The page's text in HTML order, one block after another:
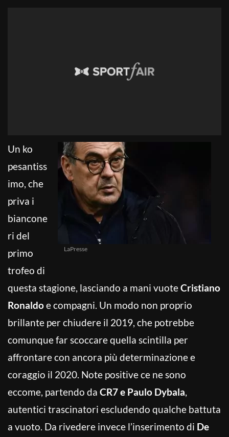
LaPresse
Un ko
pesantiss
imo, che
priva i
biancone
ri del
primo
trofeo di
questa stagione, lasciando a mani vuoteCristiano
Ronaldoe compagni. Un modo non proprio
brillante per chiudere il 2019, che potrebbe
comunque far scoccare quella scintilla per
affrontare con ancora più determinazione e
coraggio il 2020. Note positive ce ne sono
eccome, partendo da CR7 e Paulo Dybala,
autentici trascinatori escludendo qualche battuta
a vuoto. Da rivedere invece l’inserimento di De